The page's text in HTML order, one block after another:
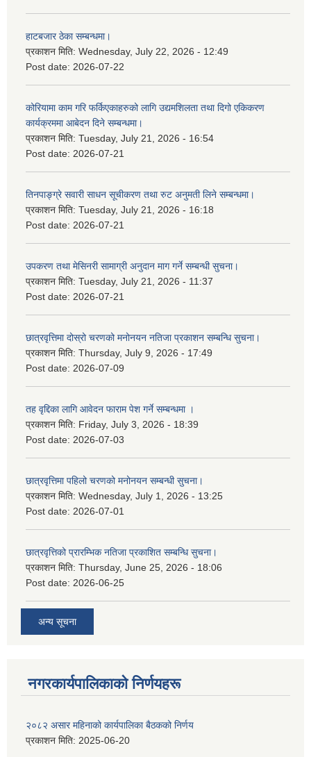
हाटबजार ठेका सम्बन्धमा।
प्रकाशन मिति: Wednesday, July 22, 2026 - 12:49
Post date: 2026-07-22
कोरियामा काम गरि फर्किएकाहरुको लागि उद्यमशिलता तथा दिगो एकिकरण
कार्यक्रममा आबेदन दिने सम्बन्धमा।
प्रकाशन मिति: Tuesday, July 21, 2026 - 16:54
Post date: 2026-07-21
तिनपाङ्ग्रे सवारी साधन सूचीकरण तथा रुट अनुमती लिने सम्बन्धमा।
प्रकाशन मिति: Tuesday, July 21, 2026 - 16:18
Post date: 2026-07-21
उपकरण तथा मेसिनरी सामाग्री अनुदान माग गर्ने सम्बन्धी सुचना।
प्रकाशन मिति: Tuesday, July 21, 2026 - 11:37
Post date: 2026-07-21
छात्रवृत्तिमा दोस्रो चरणको मनोनयन नतिजा प्रकाशन सम्बन्धि सुचना।
प्रकाशन मिति: Thursday, July 9, 2026 - 17:49
Post date: 2026-07-09
तह वृद्दिका लागि आवेदन फाराम पेश गर्ने सम्बन्धमा ।
प्रकाशन मिति: Friday, July 3, 2026 - 18:39
Post date: 2026-07-03
छात्रवृत्तिमा पहिलो चरणको मनोनयन सम्बन्धी सुचना।
प्रकाशन मिति: Wednesday, July 1, 2026 - 13:25
Post date: 2026-07-01
छात्रवृत्तिको प्रारम्भिक नतिजा प्रकाशित सम्बन्धि सुचना।
प्रकाशन मिति: Thursday, June 25, 2026 - 18:06
Post date: 2026-06-25
अन्य सूचना
नगरकार्यपालिकाकाे निर्णयहरू
२०८२ असार महिनाको कार्यपालिका बैठकको निर्णय
प्रकाशन मिति: 2025-06-20